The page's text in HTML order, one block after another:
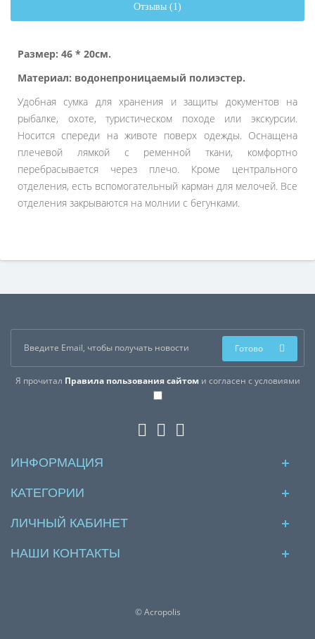
Отзывы (1)
Размер: 46 * 20см.
Материал: водонепроницаемый полиэстер.
Удобная сумка для хранения и защиты документов на
рыбалке, охоте, туристическом походе или экскурсии.
Носится спереди на животе поверх одежды. Оснащена
плечевой лямкой с ременной ткани, комфортно
перебрасывается через плечо. Кроме центрального
отделения, есть вспомогательный карман для мелочей. Все
отделения закрываются на молнии с бегунками.
Я прочитал Правила пользования сайтоми согласен с условиями
Готово
ИНФОРМАЦИЯ
КАТЕГОРИИ
ЛИЧНЫЙ КАБИНЕТ
НАШИ КОНТАКТЫ
© Acropolis